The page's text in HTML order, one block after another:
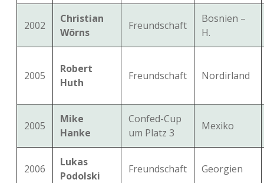
2002
Christian
Wörns
Freundschaft
Bosnien –
H.
2005
Robert
Huth
Freundschaft Nordirland
2005
Mike
Hanke
Confed-Cup
um Platz 3
Mexiko
2006
Lukas
Podolski
Freundschaft Georgien